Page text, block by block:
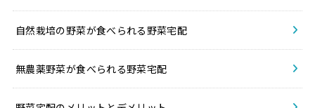
自然栽培の野菜が食べられる野菜宅配
無農薬野菜が食べられる野菜宅配